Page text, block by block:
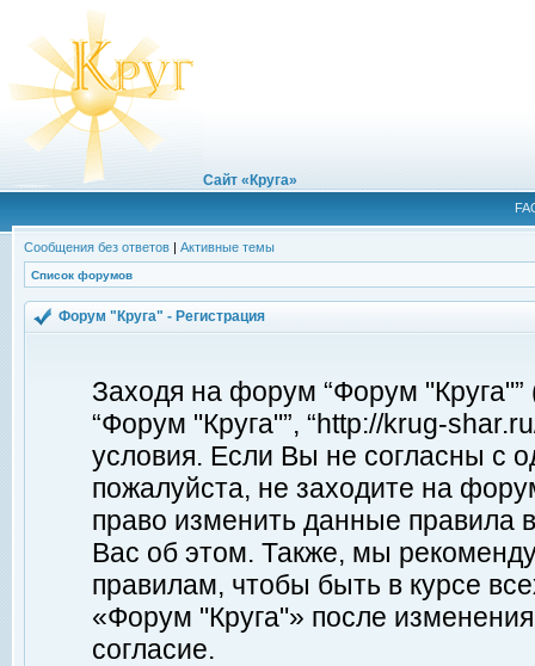
Сайт «Круга»
Сообщения без ответов | Активные темы
Список форумов
Форум "Круга" - Регистрация
Заходя на форум “Форум
“Форум "Круга"”, “http://krug-
условия. Если Вы не согласны с
пожалуйста, не заходите на
право изменить данные правила
Вас об этом. Также, мы
правилам, чтобы быть в курсе
«Форум "Круга"» после
согласие.